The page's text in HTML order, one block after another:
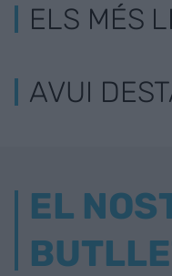
ELS MÉS
AVUI
EL